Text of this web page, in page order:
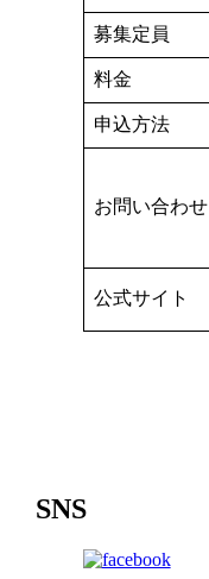
募集定員
料金
申込方法
お問い合わせ
公式サイト
SNS